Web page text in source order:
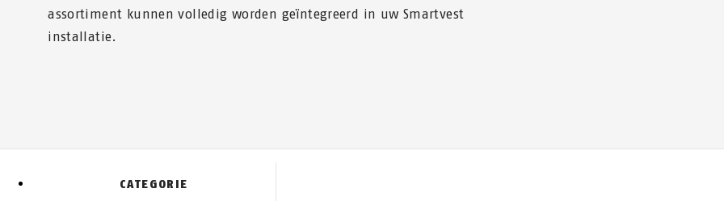
assortiment kunnen volledig worden geïntegreerd in uw Smartvest
installatie.
CATEGORIE